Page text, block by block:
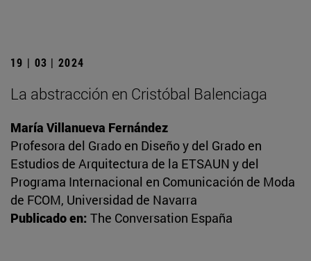
19 | 03 | 2024
La abstracción en Cristóbal Balenciaga
María Villanueva Fernández
Profesora del Grado en Diseño y del Grado en
Estudios de Arquitectura de la ETSAUN y del
Programa Internacional en Comunicación de Moda
de FCOM, Universidad de Navarra
Publicado en: The Conversation España